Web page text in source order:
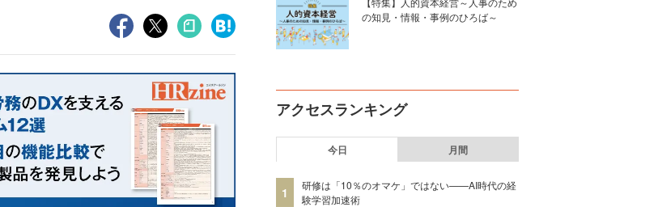
の知見・情報・事例のひろば～
アクセスランキング
今日 月間
1
研修は「10％のオマケ」ではない——AI時代の経
験学習加速術